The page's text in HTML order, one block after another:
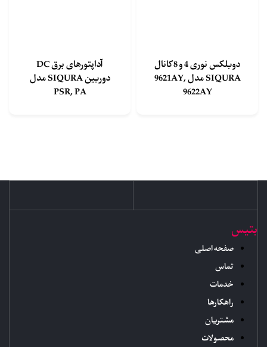
دوبلکس نوری 4 و 8 کانال
SIQURA مدل 9621AY,
9622AY
آداپتورهای برق DC
دوربین SIQURA مدل
PSR, PA
بتیس
صفحه اصلی
تماس
خدمات
راهکارها
مشتریان
محصولات